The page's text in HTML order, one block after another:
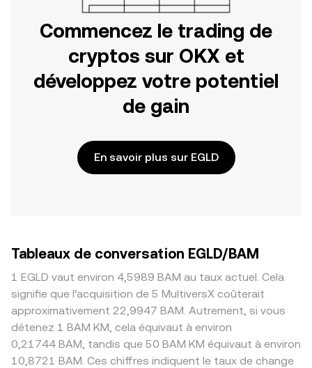
Commencez le trading de
cryptos sur OKX et
développez votre potentiel
de gain
En savoir plus sur EGLD
Tableaux de conversation EGLD/BAM
1 EGLD vaut environ 4,5989 BAM au taux actuel. Cela
signifie que l’acquisition de 5 MultiversX coûterait
approximativement 22,9947 BAM. Autrement, si vous
détenez 1 BAM KM, cela équivaut à environ
0,21744 BAM, tandis que 50 BAM KM équivaut à environ
10,8721 BAM. Ces chiffres indiquent le taux de change